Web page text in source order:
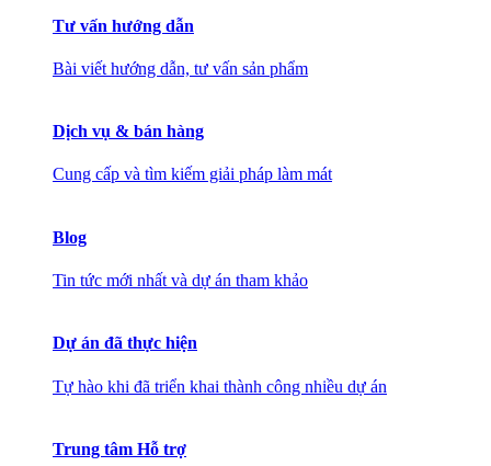
Tư vấn hướng dẫn
Bài viết hướng dẫn, tư vấn sản phẩm
Dịch vụ & bán hàng
Cung cấp và tìm kiếm giải pháp làm mát
Blog
Tin tức mới nhất và dự án tham khảo
Dự án đã thực hiện
Tự hào khi đã triển khai thành công nhiều dự án
Trung tâm Hỗ trợ